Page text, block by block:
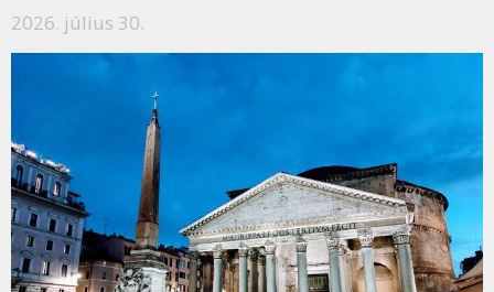
2026. július 30.